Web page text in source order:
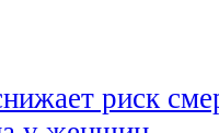
риск